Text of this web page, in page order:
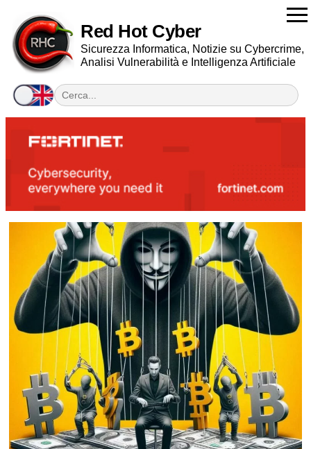
Red Hot Cyber
Sicurezza Informatica, Notizie su Cybercrime,
Analisi Vulnerabilità e Intelligenza Artificiale